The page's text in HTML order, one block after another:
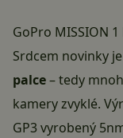
GoPro MISSION
Srdcem novinky je
palce– tedy
kamery zvyklé.
GP3 vyrobený